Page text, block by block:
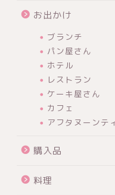
お出かけ
ブランチ
パン屋さん
ホテル
レストラン
ケーキ屋さん
カフェ
アフタヌーンテ
購入品
料理